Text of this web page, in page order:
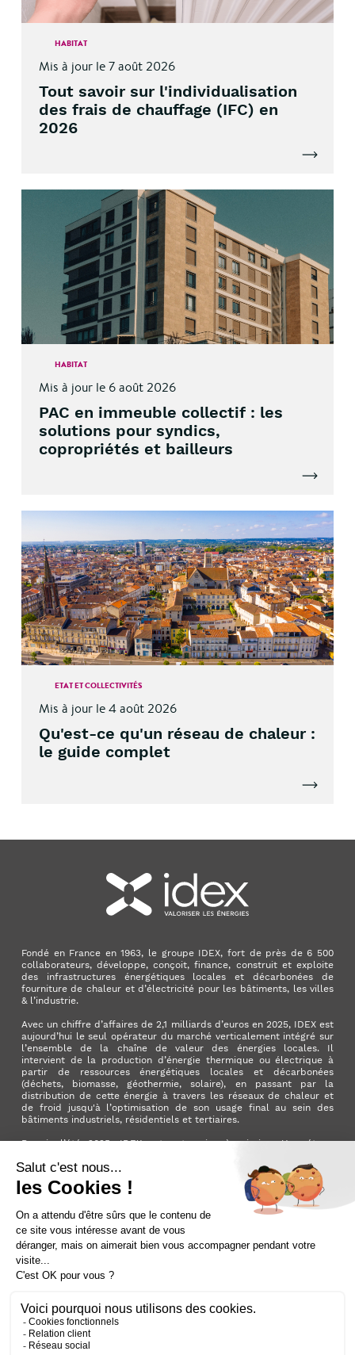
HABITAT
Mis à jour le 7 août 2026
Tout savoir sur l'individualisation
des frais de chauffage (IFC) en
2026
Lire
HABITAT
Mis à jour le 6 août 2026
PAC en immeuble collectif : les
solutions pour syndics,
copropriétés et bailleurs
Lire
ETAT ET COLLECTIVITÉS
Mis à jour le 4 août 2026
Qu'est-ce qu'un réseau de chaleur :
le guide complet
Lire
Fondé en France en 1963, le groupe IDEX, fort de près de 6 500
collaborateurs, développe, conçoit, finance, construit et exploite
des infrastructures énergétiques locales et décarbonées de
fourniture de chaleur et d’électricité pour les bâtiments, les villes
& l’industrie.
Avec un chiffre d’affaires de 2,1 milliards d’euros en 2025, IDEX est
aujourd’hui le seul opérateur du marché verticalement intégré sur
l’ensemble de la chaîne de valeur des énergies locales. Il
intervient de la production d’énergie thermique ou électrique à
partir de ressources énergétiques locales et décarbonées
(déchets, biomasse, géothermie, solaire), en passant par la
distribution de cette énergie à travers les réseaux de chaleur et
de froid jusqu'à l’optimisation de son usage final au sein des
bâtiments industriels, résidentiels et tertiaires.
Depuis l’été 2025, IDEX est entreprise à mission. Une étape
positif pour la planète et pour la société.
FacebookInstagramYouTube
Mentions légales